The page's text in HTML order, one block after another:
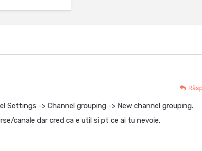
Settings -> Channel grouping -> New channel grouping.
canale dar cred ca e util si pt ce ai tu nevoie.